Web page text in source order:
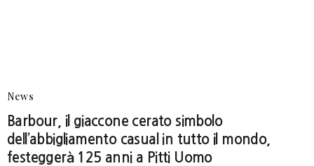
News
Barbour, il giaccone cerato simbolo
dell’abbigliamento casual in tutto il mondo,
festeggerà 125 anni a Pitti Uomo